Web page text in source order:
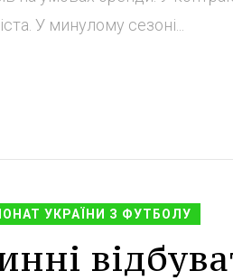
У минулому сезоні...
УКРАЇНИ З ФУТБОЛУ